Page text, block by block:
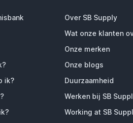
ik?
Over SB Supply
Wat onze klanten
Onze merken
Onze blogs
Duurzaamheid
Werken bij SB
Working at SB